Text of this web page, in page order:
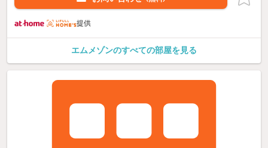
提供
エムメゾンのすべての部屋を見る